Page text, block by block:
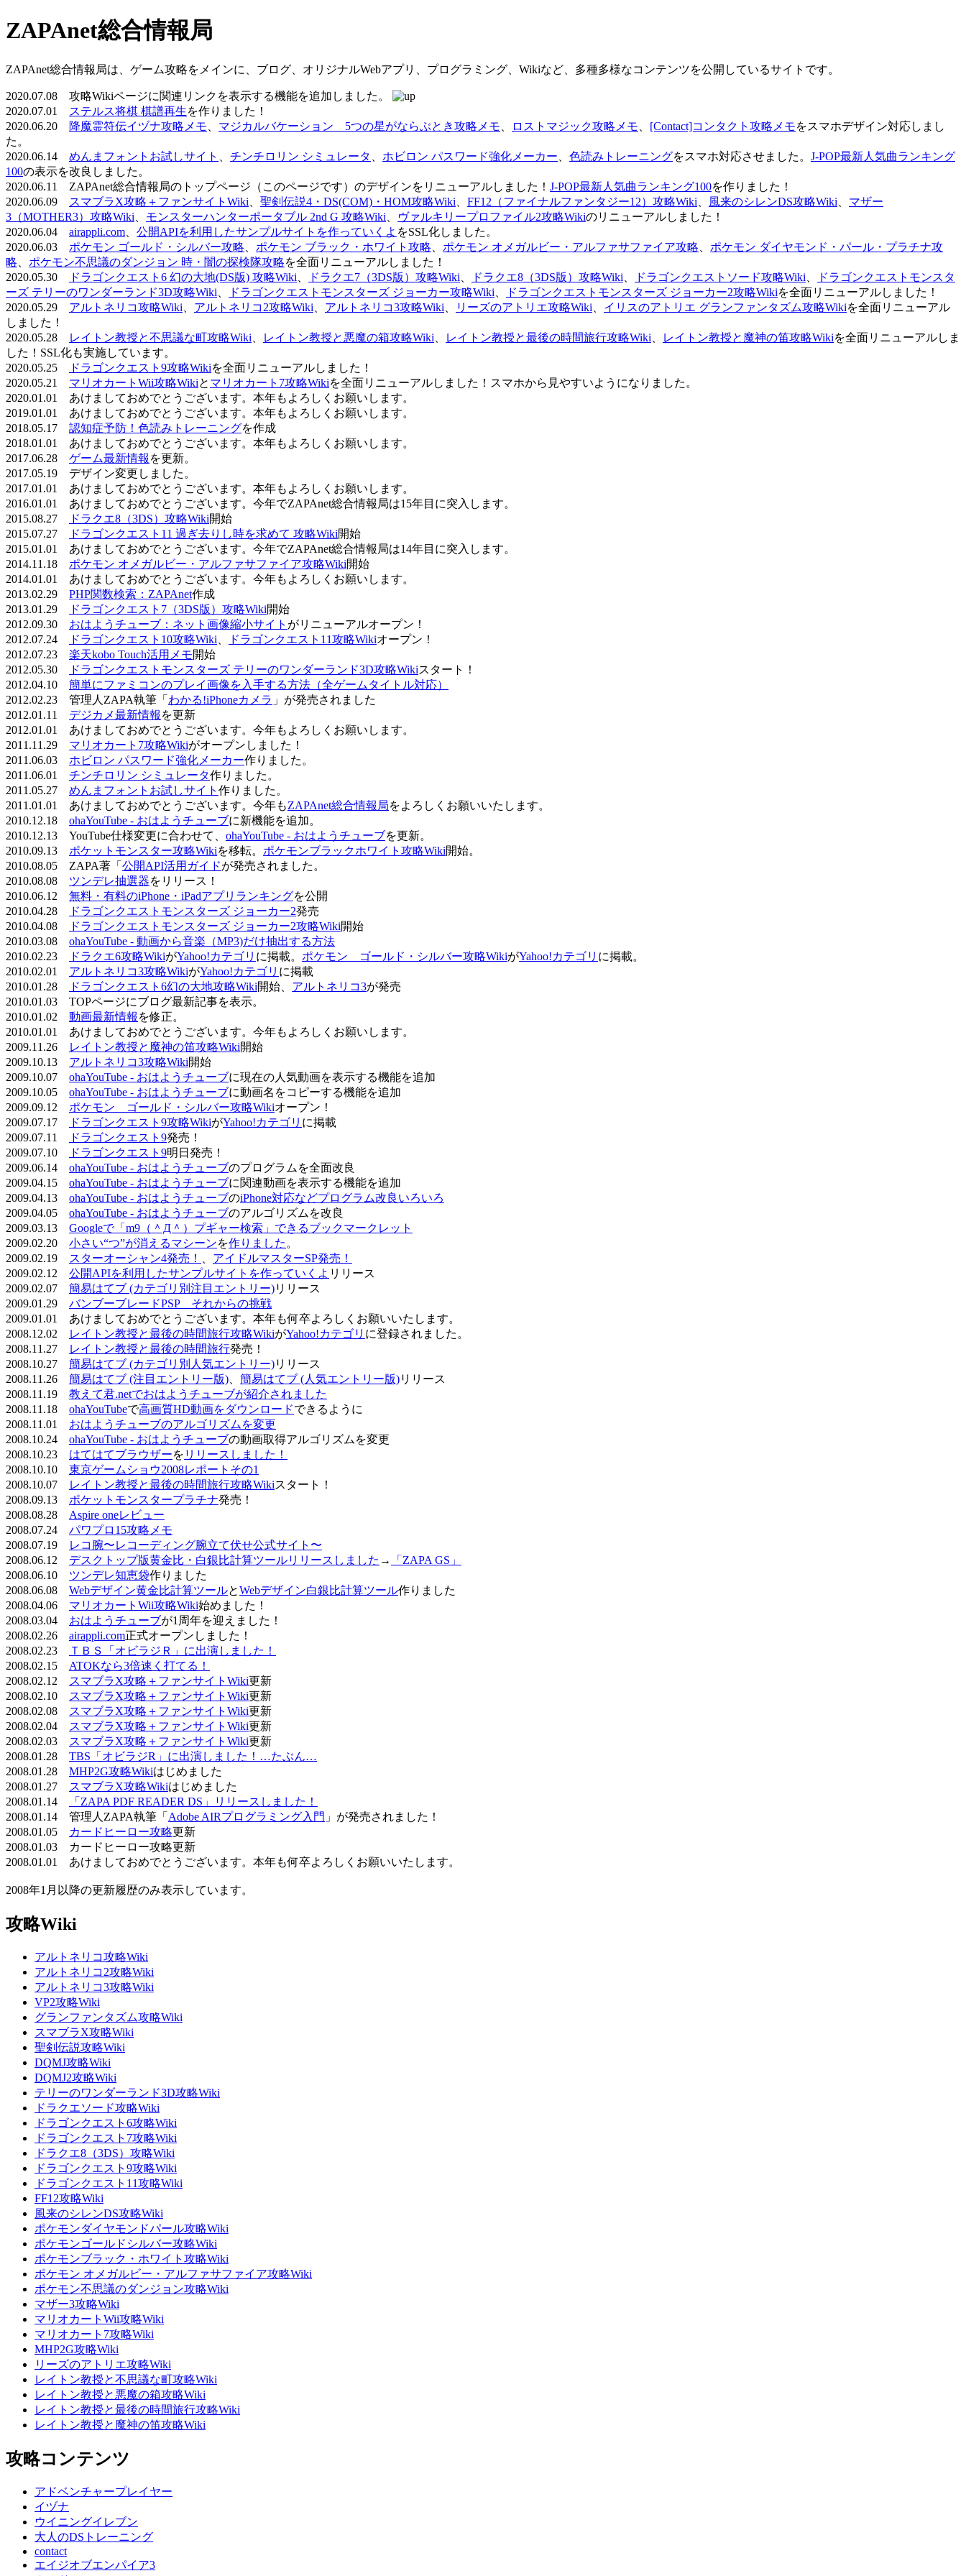
ZAPAnet総合情報局
ZAPAnet総合情報局は、ゲーム攻略をメインに、ブログ、オリジナルWebアプリ、プログラミング、Wikiなど、多種多様なコンテンツを公開しているサイトです。
2020.07.08 攻略Wikiページに関連リンクを表示する機能を追加しました。
2020.07.01
ステルス将棋 棋譜再生を作りました！
2020.06.20
降魔霊符伝イヅナ攻略メモ マジカルバケーション 5つの星がならぶとき攻略メモ ロストマジック攻略メモ [Contact]コンタクト攻略メモをスマホデザイン対応しまし
た。
2020.06.14 めんまフォントお試しサイト チンチロリン シミュレータ ホビロン パスワード強化メーカー 色読みトレーニングをスマホ対応させました。 J-POP最新人気曲ランキング
100の表示を改良しました。
2020.06.11 ZAPAnet総合情報局のトップページ（このページです）のデザインをリニューアルしました！ J-POP最新人気曲ランキング100を作りました！
2020.06.09
スマブラX攻略＋ファンサイトWiki 聖剣伝説4・DS(COM)・HOM攻略Wiki FF12（ファイナルファンタジー12）攻略Wiki 風来のシレンDS攻略Wiki
マザー
3（MOTHER3）攻略Wiki
モンスターハンターポータブル 2nd G 攻略Wiki ヴァルキリープロファイル2攻略Wikiのリニューアルしました！
2020.06.04 airappli.com 公開APIを利用したサンプルサイトを作っていくよ をSSL化しました。
2020.06.03 ポケモン ゴールド・シルバー攻略 ポケモン ブラック・ホワイト攻略 ポケモン オメガルビー・アルファサファイア攻略
ポケモン ダイヤモンド・パール・プラチナ攻
略
ポケモン不思議のダンジョン 時・闇の探検隊攻略を全面リニューアルしました！
2020.05.30
ドラゴンクエスト6 幻の大地(DS版) 攻略Wiki ドラクエ7（3DS版）攻略Wiki ドラクエ8（3DS版）攻略Wiki ドラゴンクエストソード攻略Wiki
ドラゴンクエストモンスタ
ーズ テリーのワンダーランド3D攻略Wiki
ドラゴンクエストモンスターズ ジョーカー攻略Wiki ドラゴンクエストモンスターズ ジョーカー2攻略Wikiを全面リニューアルしました！
2020.05.29 アルトネリコ攻略Wiki アルトネリコ2攻略Wiki アルトネリコ3攻略Wiki リーズのアトリエ攻略Wiki イリスのアトリエ グランファンタズム攻略Wikiを全面リニューアル
しました！
2020.05.28
レイトン教授と不思議な町攻略Wiki レイトン教授と悪魔の箱攻略Wiki レイトン教授と最後の時間旅行攻略Wiki レイトン教授と魔神の笛攻略Wikiを全面リニューアルしま
した！SSL化も実施しています。
2020.05.25
ドラゴンクエスト9攻略Wikiを全面リニューアルしました！
2020.05.21 マリオカートWii攻略Wikiと マリオカート7攻略Wikiを全面リニューアルしました！スマホから見やすいようになりました。
2020.01.01 あけましておめでとうございます。本年もよろしくお願いします。
2019.01.01 あけましておめでとうございます。本年もよろしくお願いします。
2018.05.17 認知症予防！色読みトレーニングを作成
2018.01.01 あけましておめでとうございます。本年もよろしくお願いします。
2017.06.28 ゲーム最新情報 を更新。
2017.05.19 デザイン変更しました。
2017.01.01 あけましておめでとうございます。本年もよろしくお願いします。
2016.01.01 あけましておめでとうございます。今年でZAPAnet総合情報局は15年目に突入します。
2015.08.27
ドラクエ8（3DS）攻略Wiki開始
2015.07.27
ドラゴンクエスト11 過ぎ去りし時を求めて 攻略Wiki開始
2015.01.01 あけましておめでとうございます。今年でZAPAnet総合情報局は14年目に突入します。
2014.11.18 ポケモン オメガルビー・アルファサファイア攻略Wiki開始
2014.01.01 あけましておめでとうございます。今年もよろしくお願いします。
2013.02.29 PHP関数検索：ZAPAnet作成
2013.01.29
ドラゴンクエスト7（3DS版）攻略Wiki開始
2012.09.30 おはようチューブ：ネット画像縮小サイト がリニューアルオープン！
2012.07.24
ドラゴンクエスト10攻略Wiki ドラゴンクエスト11攻略Wikiオープン！
2012.07.23 楽天kobo Touch活用メモ開始
2012.05.30
ドラゴンクエストモンスターズ テリーのワンダーランド3D攻略Wikiスタート！
2012.04.10 簡単にファミコンのプレイ画像を入手する方法（全ゲームタイトル対応）
2012.02.23 管理人ZAPA執筆「 わかる!iPhoneカメラ 」が発売されました
2012.01.11 デジカメ最新情報 を更新
2012.01.01 あけましておめでとうございます。今年もよろしくお願いします。
2011.11.29 マリオカート7攻略Wikiがオープンしました！
2011.06.03 ホビロン パスワード強化メーカー作りました。
2011.06.01 チンチロリン シミュレータ作りました。
2011.05.27 めんまフォントお試しサイト 作りました。
2011.01.01 あけましておめでとうございます。今年もZAPAnet総合情報局をよろしくお願いいたします。
2010.12.18 ohaYouTube - おはようチューブに新機能を追加。
2010.12.13 YouTube仕様変更に合わせて、 ohaYouTube - おはようチューブを更新。
2010.09.13 ポケットモンスター攻略Wikiを移転。 ポケモンブラックホワイト攻略Wiki開始。
2010.08.05 ZAPA著「 公開API活用ガイドが発売されました。
2010.08.08 ツンデレ抽選器をリリース！
2010.06.12 無料・有料のiPhone・iPadアプリランキングを公開
2010.04.28
ドラゴンクエストモンスターズ ジョーカー2発売
2010.04.08
ドラゴンクエストモンスターズ ジョーカー2攻略Wiki開始
2010.03.08 ohaYouTube - 動画から音楽（MP3)だけ抽出する方法
2010.02.23
ドラクエ6攻略WikiがYahoo!カテゴリ に掲載。 ポケモン ゴールド・シルバー攻略WikiがYahoo!カテゴリ に掲載。
2010.02.01 アルトネリコ3攻略WikiがYahoo!カテゴリ に掲載
2010.01.28
ドラゴンクエスト6幻の大地攻略Wiki開始、 アルトネリコ3が発売
2010.01.03 TOPページにブログ最新記事を表示。
2010.01.02 動画最新情報 を修正。
2010.01.01 あけましておめでとうございます。今年もよろしくお願いします。
2009.11.26
レイトン教授と魔神の笛攻略Wiki開始
2009.10.13 アルトネリコ3攻略Wiki開始
2009.10.07 ohaYouTube - おはようチューブに現在の人気動画を表示する機能を追加
2009.10.05 ohaYouTube - おはようチューブに動画名をコピーする機能を追加
2009.09.12 ポケモン ゴールド・シルバー攻略Wikiオープン！
2009.07.17
ドラゴンクエスト9攻略WikiがYahoo!カテゴリ に掲載
2009.07.11
ドラゴンクエスト9発売！
2009.07.10
ドラゴンクエスト9明日発売！
2009.06.14 ohaYouTube - おはようチューブのプログラムを全面改良
2009.04.15 ohaYouTube - おはようチューブに関連動画を表示する機能を追加
2009.04.13 ohaYouTube - おはようチューブのiPhone対応などプログラム改良いろいろ
2009.04.05 ohaYouTube - おはようチューブのアルゴリズムを改良
2009.03.13 Googleで「m9（＾Д＾）プギャー検索」できるブックマークレット
2009.02.20 小さい“つ”が消えるマシーンを作りました 。
2009.02.19
スターオーシャン4発売！
アイドルマスターSP発売！
2009.02.12 公開APIを利用したサンプルサイトを作っていくよ リリース
2009.02.07 簡易はてブ (カテゴリ別注目エントリー)リリース
2009.01.29 バンブーブレードPSP それからの挑戦
2009.01.01 あけましておめでとうございます。本年も何卒よろしくお願いいたします。
2008.12.02
レイトン教授と最後の時間旅行攻略WikiがYahoo!カテゴリ に登録されました。
2008.11.27
レイトン教授と最後の時間旅行発売！
2008.10.27 簡易はてブ (カテゴリ別人気エントリー)リリース
2008.11.26 簡易はてブ (注目エントリー版) 簡易はてブ (人気エントリー版)リリース
2008.11.19 教えて君.netでおはようチューブが紹介されました
2008.11.18 ohaYouTubeで高画質HD動画をダウンロードできるように
2008.11.01 おはようチューブのアルゴリズムを変更
2008.10.24 ohaYouTube - おはようチューブの動画取得アルゴリズムを変更
2008.10.23 はてはてブラウザーを リリースしました！
2008.10.10 東京ゲームショウ2008レポートその1
2008.10.07
レイトン教授と最後の時間旅行攻略Wikiスタート！
2008.09.13 ポケットモンスタープラチナ発売！
2008.08.28 Aspire oneレビュー
2008.07.24 パワプロ15攻略メモ
2008.07.19
レコ腕〜レコーディング腕立て伏せ公式サイト〜
2008.06.12 デスクトップ版黄金比・白銀比計算ツールリリースしました →
「ZAPA GS」
2008.06.10 ツンデレ知恵袋作りました
2008.06.08 Webデザイン黄金比計算ツールとWebデザイン白銀比計算ツール作りました
2008.04.06 マリオカートWii攻略Wiki始めました！
2008.03.04 おはようチューブが1周年を迎えました！
2008.02.26 airappli.com正式オープンしました！
2008.02.23
ＴＢＳ「オビラジＲ」に出演しました！
2008.02.15 ATOKなら3倍速く打てる！
2008.02.12
スマブラX攻略＋ファンサイトWiki更新
2008.02.10
スマブラX攻略＋ファンサイトWiki更新
2008.02.08
スマブラX攻略＋ファンサイトWiki更新
2008.02.04
スマブラX攻略＋ファンサイトWiki更新
2008.02.03
スマブラX攻略＋ファンサイトWiki更新
2008.01.28 TBS「オビラジR」に出演しました！…たぶん…
2008.01.28 MHP2G攻略Wikiはじめました
2008.01.27
スマブラX攻略Wikiはじめました
2008.01.14
「ZAPA PDF READER DS」リリースしました！
2008.01.14 管理人ZAPA執筆「 Adobe AIRプログラミング入門 」が発売されました！
2008.01.05
カードヒーロー攻略更新
2008.01.03 カードヒーロー攻略更新
2008.01.01 あけましておめでとうございます。本年も何卒よろしくお願いいたします。
2008年1月以降の更新履歴のみ表示しています。
攻略Wiki
アルトネリコ攻略Wiki
アルトネリコ2攻略Wiki
アルトネリコ3攻略Wiki
VP2攻略Wiki
グランファンタズム攻略Wiki
スマブラX攻略Wiki
聖剣伝説攻略Wiki
DQMJ攻略Wiki
DQMJ2攻略Wiki
テリーのワンダーランド3D攻略Wiki
ドラクエソード攻略Wiki
ドラゴンクエスト6攻略Wiki
ドラゴンクエスト7攻略Wiki
ドラクエ8（3DS）攻略Wiki
ドラゴンクエスト9攻略Wiki
ドラゴンクエスト11攻略Wiki
FF12攻略Wiki
風来のシレンDS攻略Wiki
ポケモンダイヤモンドパール攻略Wiki
ポケモンゴールドシルバー攻略Wiki
ポケモンブラック・ホワイト攻略Wiki
ポケモン オメガルビー・アルファサファイア攻略Wiki
ポケモン不思議のダンジョン攻略Wiki
マザー3攻略Wiki
マリオカートWii攻略Wiki
マリオカート7攻略Wiki
MHP2G攻略Wiki
リーズのアトリエ攻略Wiki
レイトン教授と不思議な町攻略Wiki
レイトン教授と悪魔の箱攻略Wiki
レイトン教授と最後の時間旅行攻略Wiki
レイトン教授と魔神の笛攻略Wiki
攻略コンテンツ
アドベンチャープレイヤー
イヅナ
ウイニングイレブン
大人のDSトレーニング
contact
エイジオブエンパイア3